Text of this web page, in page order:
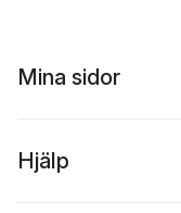
Mina sidor
Hjälp